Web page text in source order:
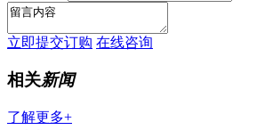
立即提交订购 在线咨询
相关新闻
了解更多+